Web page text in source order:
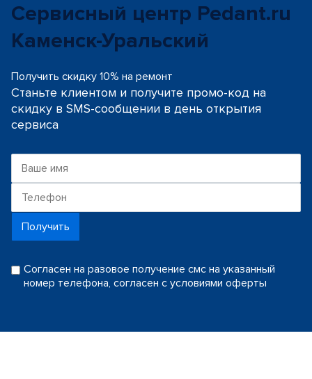
Сервисный центр Pedant.ru
Каменск-Уральский
Получить скидку 10% на ремонт
Станьте клиентом и получите промо-код на
скидку в SMS-сообщении в день открытия
сервиса
Получить
Согласен на разовое получение смс на указанный
номер телефона, согласен с условиями оферты